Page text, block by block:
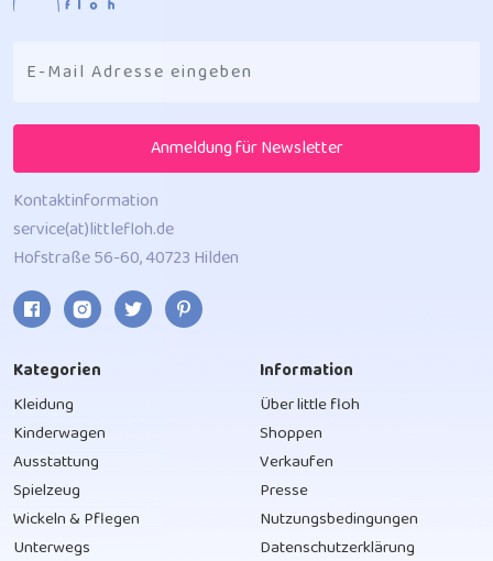
Anmeldung für Newsletter
Kontaktinformation
service(at)littlefloh.de
Hofstraße 56-60, 40723 Hilden
Kategorien
Kleidung
Kinderwagen
Ausstattung
Spielzeug
Wickeln & Pflegen
Unterwegs
Information
Über little floh
Shoppen
Verkaufen
Presse
Nutzungsbedingungen
Datenschutzerklärung